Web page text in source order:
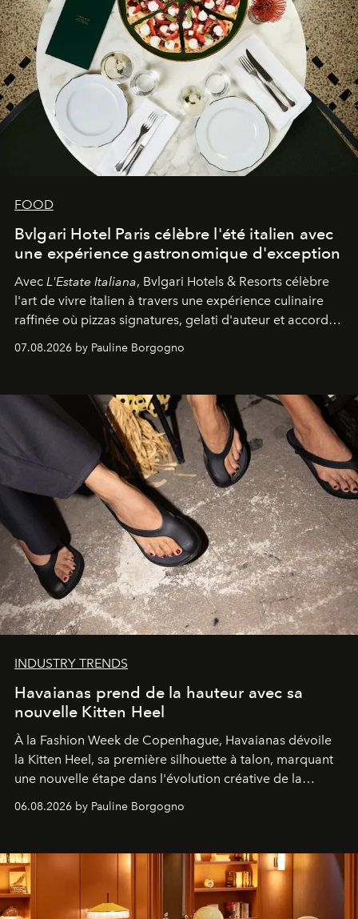
FOOD
Bvlgari Hotel Paris célèbre l'été italien avec
une expérience gastronomique d'exception
Avec L'Estate Italiana, Bvlgari Hotels & Resorts célèbre
l'art de vivre italien à travers une expérience culinaire
raffinée où pizzas signatures, gelati d'auteur et accords
07.08.2026 by Pauline Borgogno
INDUSTRY TRENDS
Havaianas prend de la hauteur avec sa
nouvelle Kitten Heel
À la Fashion Week de Copenhague, Havaianas dévoile
la Kitten Heel, sa première silhouette à talon, marquant
une nouvelle étape dans l'évolution créative de la
06.08.2026 by Pauline Borgogno